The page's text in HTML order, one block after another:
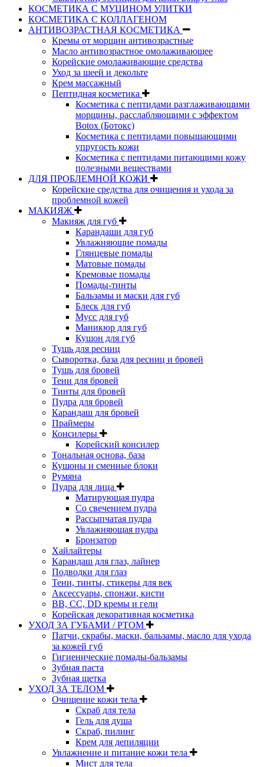
КОСМЕТИКА С МУЦИНОМ УЛИТКИ
КОСМЕТИКА С КОЛЛАГЕНОМ
АНТИВОЗРАСТНАЯ КОСМЕТИКА
Кремы от морщин антивозрастные
Масло антивозрастное омолаживающее
Корейские омолаживающие средства
Уход за шеей и декольте
Крем массажный
Пептидная косметика
Косметика с пептидами разглаживающими
морщины, расслабляющими с эффектом
Botox (Ботокс)
Косметика с пептидами повышающими
упругость кожи
Косметика с пептидами питающими кожу
полезными веществами
ДЛЯ ПРОБЛЕМНОЙ КОЖИ
Корейские средства для очищения и ухода за
проблемной кожей
МАКИЯЖ
Макияж для губ
Карандаши для губ
Увлажняющие помады
Глянцевые помады
Матовые помады
Кремовые помады
Помады-тинты
Бальзамы и маски для губ
Блеск для губ
Мусс для губ
Маникюр для губ
Кушон для губ
Тушь для ресниц
Сыворотка, база для ресниц и бровей
Тушь для бровей
Тени для бровей
Тинты для бровей
Пудра для бровей
Карандаш для бровей
Праймеры
Консилеры
Корейский консилер
Тональная основа, база
Кушоны и сменные блоки
Румяна
Пудра для лица
Матирующая пудра
Со свечением пудра
Рассыпчатая пудра
Увлажняющая пудра
Бронзатор
Хайлайтеры
Карандаш для глаз, лайнер
Подводки для глаз
Тени, тинты, стикеры для век
Аксессуары, спонжи, кисти
BB, CC, DD кремы и гели
Корейская декоративная косметика
УХОД ЗА ГУБАМИ / РТОМ
Патчи, скрабы, маски, бальзамы, масло для ухода
за кожей губ
Гигиенические помады-бальзамы
Зубная паста
Зубная щетка
УХОД ЗА ТЕЛОМ
Очищение кожи тела
Скраб для тела
Гель для душа
Скраб, пилинг
Крем для депиляции
Увлажнение и питание кожи тела
Мист для тела